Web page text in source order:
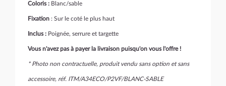
Coloris : Blanc/sable
Fixation : Sur le coté le plus haut
Inclus : Poignée, serrure et targette
Vous n'avez pas à payer la livraison puisqu'on vous l'offre !
* Photo non contractuelle, produit vendu sans option et sans
accessoire, réf. ITM/A34ECO/P2VF/BLANC-SABLE